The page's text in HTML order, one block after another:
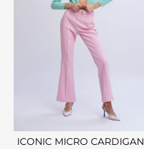
ICONIC MICRO CARDIGAN